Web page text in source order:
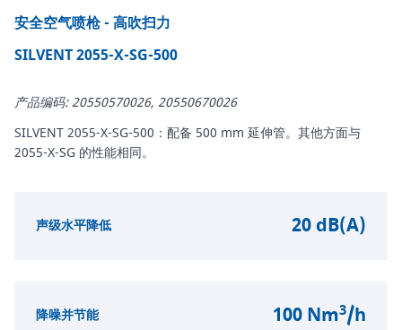
安全空气喷枪 - 高吹扫力
SILVENT 2055-X-SG-500
产品编码: 20550570026, 20550670026
SILVENT 2055-X-SG-500：配备 500 mm 延伸管。其他方面与
2055-X-SG 的性能相同。
声级水平降低 20 dB(A)
降噪并节能 100 Nm3/h